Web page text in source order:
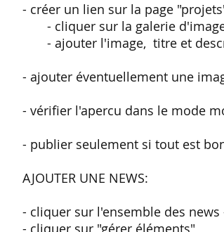
- créer un lien sur la page
- cliquer sur la galerie
- ajouter l'image, titre et
- ajouter éventuellement une
- vérifier l'apercu dans le mode
- publier seulement si tout est
AJOUTER UNE NEWS:
- cliquer sur l'ensemble des news
- cliquer sur "gérer éléments"